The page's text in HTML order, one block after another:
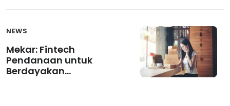
NEWS
Mekar: Fintech
Pendanaan untuk
Berdayakan